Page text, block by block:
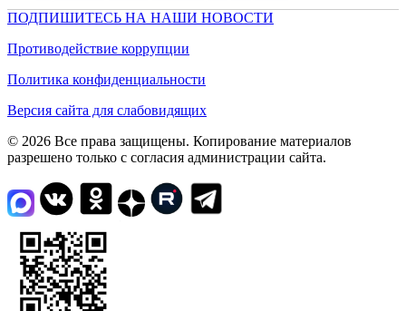
ПОДПИШИТЕСЬ НА НАШИ НОВОСТИ
Противодействие коррупции
Политика конфиденциальности
Версия сайта для слабовидящих
© 2026 Все права защищены. Копирование материалов
разрешено только с согласия администрации сайта.